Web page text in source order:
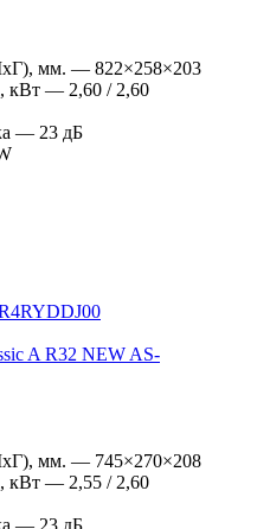
мм. — 822×258×203
кВт — 2,60 / 2,60
— 23 дБ
A R32 NEW AS-
мм. — 745×270×208
кВт — 2,55 / 2,60
— 23 дБ